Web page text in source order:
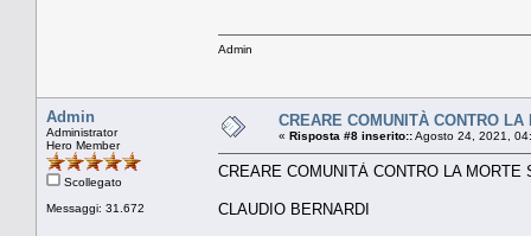
Admin
Admin
Administrator
Hero Member
Scollegato
Messaggi: 31.672
CREARE COMUNITÀ CONTRO
« Risposta #8 inserito::Agosto 24, 2021,
CREARE COMUNITÀ CONTRO LA MORTE
CLAUDIO BERNARDI